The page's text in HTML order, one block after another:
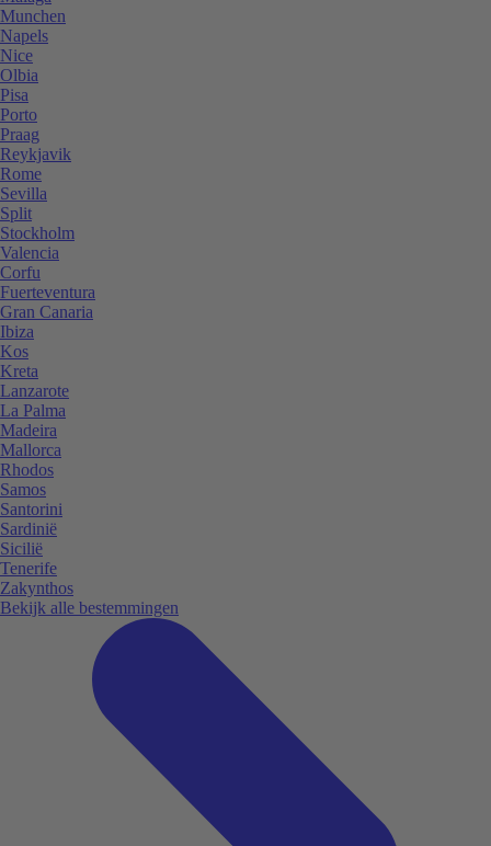
Munchen
Napels
Nice
Olbia
Pisa
Porto
Praag
Reykjavik
Rome
Sevilla
Split
Stockholm
Valencia
Corfu
Fuerteventura
Gran Canaria
Ibiza
Kos
Kreta
Lanzarote
La Palma
Madeira
Mallorca
Rhodos
Samos
Santorini
Sardinië
Sicilië
Tenerife
Zakynthos
Bekijk alle bestemmingen